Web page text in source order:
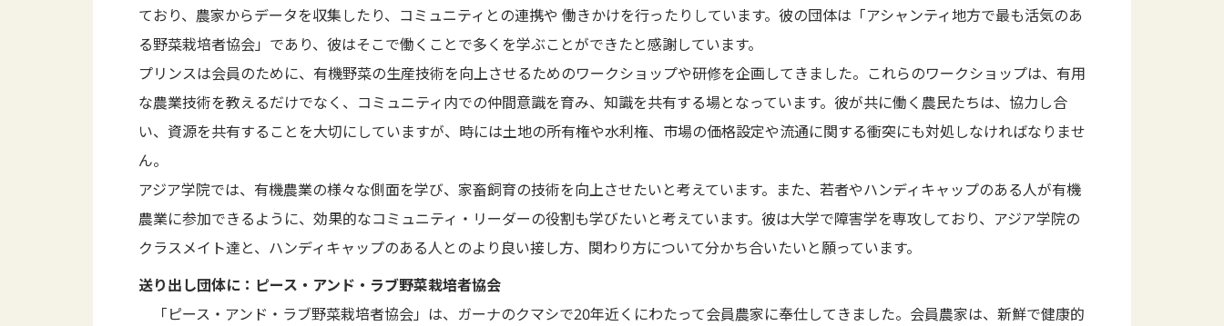
ており、農家からデータを収集したり、コミュニティとの連携や 働きかけを行ったりしています。彼の団体は「アシャンティ地方で最も活気のあ
る野菜栽培者協会」であり、彼はそこで働くことで多くを学ぶことができたと感謝しています。
プリンスは会員のために、有機野菜の生産技術を向上させるためのワークショップや研修を企画してきました。これらのワークショップは、有用
な農業技術を教えるだけでなく、コミュニティ内での仲間意識を育み、知識を共有する場となっています。彼が共に働く農民たちは、協力し合
い、資源を共有することを大切にしていますが、時には土地の所有権や水利権、市場の価格設定や流通に関する衝突にも対処しなければなりませ
ん。
アジア学院では、有機農業の様々な側面を学び、家畜飼育の技術を向上させたいと考えています。また、若者やハンディキャップのある人が有機
農業に参加できるように、効果的なコミュニティ・リーダーの役割も学びたいと考えています。彼は大学で障害学を専攻しており、アジア学院の
クラスメイト達と、ハンディキャップのある人とのより良い接し方、関わり方について分かち合いたいと願っています。
送り出し団体に：ピース・アンド・ラブ野菜栽培者協会
「ピース・アンド・ラブ野菜栽培者協会」は、ガーナのクマシで20年近くにわたって会員農家に奉仕してきました。会員農家は、新鮮で健康的